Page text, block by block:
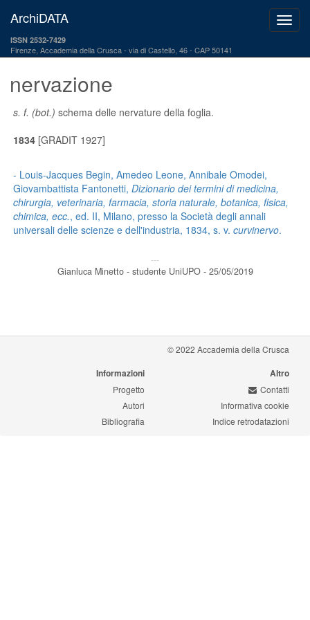
ArchiDATA
ISSN 2532-7429
Firenze, Accademia della Crusca via di Castello, 46 - CAP 50141
nervazione
s. f. (bot.) schema delle nervature della foglia.
1834[GRADIT 1927]
- Louis-Jacques Begin, Amedeo Leone, Annibale Omodei,
Giovambattista Fantonetti, Dizionario dei termini di medicina,
chirurgia, veterinaria, farmacia, storia naturale, botanica, fisica,
chimica, ecc., ed. II, Milano, presso la Società degli annali
universali delle scienze e dell'industria, 1834, s. v. curvinervo.
---
Gianluca Minetto - studente UniUPO - 25/05/2019
© 2022 Accademia della Crusca
Informazioni
Progetto
Autori
Bibliografia
Altro
Contatti
Informativa cookie
Indice retrodatazioni